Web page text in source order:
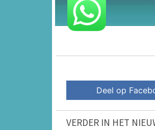
Deel op
VERDER IN HET